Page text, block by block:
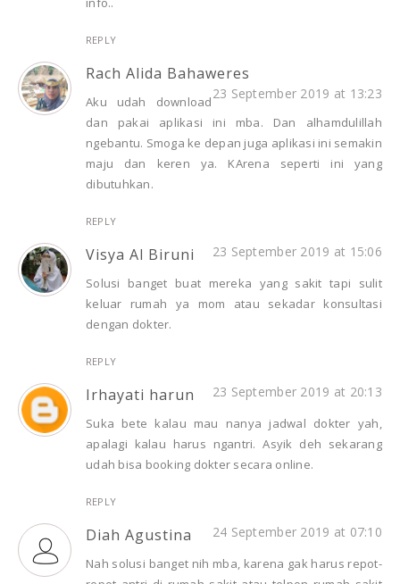
REPLY
Rach Alida Bahaweres
23 September 2019 at 13:23
Aku udah download
dan pakai aplikasi ini mba. Dan alhamdulillah
ngebantu. Smoga ke depan juga aplikasi ini semakin
maju dan keren ya. KArena seperti ini yang
dibutuhkan.
REPLY
Visya Al Biruni 23 September 2019 at 15:06
Solusi banget buat mereka yang sakit tapi sulit
keluar rumah ya mom atau sekadar konsultasi
dengan dokter.
REPLY
Irhayati harun 23 September 2019 at 20:13
Suka bete kalau mau nanya jadwal dokter yah,
apalagi kalau harus ngantri. Asyik deh sekarang
udah bisa booking dokter secara online.
REPLY
Diah Agustina 24 September 2019 at 07:10
Nah solusi banget nih mba, karena gak harus repot-